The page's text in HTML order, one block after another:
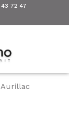
72 47
Aurillac